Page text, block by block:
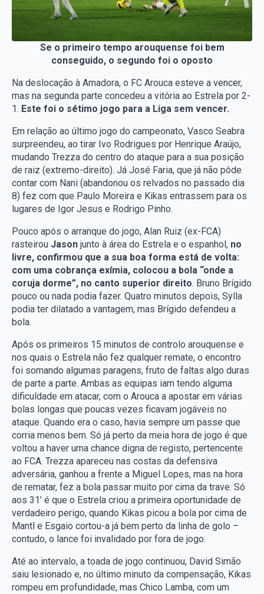
Se o primeiro tempo arouquense foi bem
conseguido, o segundo foi o oposto
Na deslocação à Amadora, o FC Arouca esteve a vencer,
mas na segunda parte concedeu a vitória ao Estrela por 2-
1. Este foi o sétimo jogo para a Liga sem vencer.
Em relação ao último jogo do campeonato, Vasco Seabra
surpreendeu, ao tirar Ivo Rodrigues por Henrique Araújo,
mudando Trezza do centro do ataque para a sua posição
de raiz (extremo-direito). Já José Faria, que já não pôde
contar com Nani (abandonou os relvados no passado dia
8) fez com que Paulo Moreira e Kikas entrassem para os
lugares de Igor Jesus e Rodrigo Pinho.
Pouco após o arranque do jogo, Alan Ruiz (ex-FCA)
rasteirou Jason junto à área do Estrela e o espanhol, no
livre, confirmou que a sua boa forma está de volta:
com uma cobrança exímia, colocou a bola “onde a
coruja dorme”, no canto superior direito. Bruno Brígido
pouco ou nada podia fazer. Quatro minutos depois, Sylla
podia ter dilatado a vantagem, mas Brígido defendeu a
bola.
Após os primeiros 15 minutos de controlo arouquense e
nos quais o Estrela não fez qualquer remate, o encontro
foi somando algumas paragens, fruto de faltas algo duras
de parte a parte. Ambas as equipas iam tendo alguma
dificuldade em atacar, com o Arouca a apostar em várias
bolas longas que poucas vezes ficavam jogáveis no
ataque. Quando era o caso, havia sempre um passe que
corria menos bem. Só já perto da meia hora de jogo é que
voltou a haver uma chance digna de registo, pertencente
ao FCA. Trezza apareceu nas costas da defensiva
adversária, ganhou a frente a Miguel Lopes, mas na hora
de rematar, fez a bola passar muito por cima da trave. Só
aos 31’ é que o Estrela criou a primeira oportunidade de
verdadeiro perigo, quando Kikas picou a bola por cima de
Mantl e Esgaio cortou-a já bem perto da linha de golo –
contudo, o lance foi invalidado por fora de jogo.
Até ao intervalo, a toada de jogo continuou, David Simão
saiu lesionado e, no último minuto da compensação, Kikas
rompeu em profundidade, mas Chico Lamba, com um